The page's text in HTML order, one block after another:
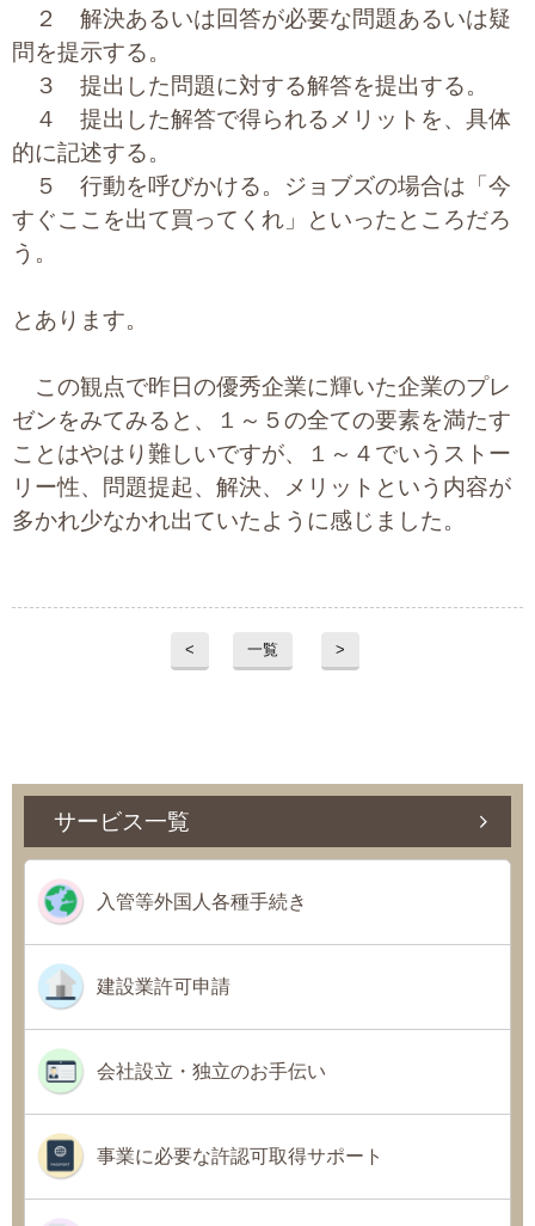
２ 解決あるいは回答が必要な問題あるいは疑
問を提示する。
３ 提出した問題に対する解答を提出する。
４ 提出した解答で得られるメリットを、具体
的に記述する。
５ 行動を呼びかける。ジョブズの場合は「今
すぐここを出て買ってくれ」といったところだろ
う。
とあります。
この観点で昨日の優秀企業に輝いた企業のプレ
ゼンをみてみると、１～５の全ての要素を満たす
ことはやはり難しいですが、１～４でいうストー
リー性、問題提起、解決、メリットという内容が
多かれ少なかれ出ていたように感じました。
< 一覧 >
サービス一覧
入管等外国人各種手続き
建設業許可申請
会社設立・独立のお手伝い
事業に必要な許認可取得サポート